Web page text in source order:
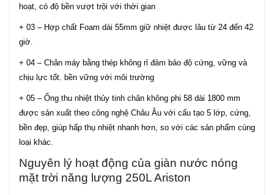
hoạt, có độ bền vượt trội với thời gian
+ 03 – Hợp chất Foam dài 55mm giữ nhiệt được lâu từ 24 đến 42
giờ.
+ 04 – Chân máy bằng thép không rỉ đảm bảo độ cứng, vững và
chịu lực tốt. bền vững với môi trường
+ 05 – Ống thu nhiệt thủy tinh chân không phi 58 dài 1800 mm
được sản xuất theo công nghệ Châu Âu với cấu tạo 5 lớp, cứng,
bền đẹp, giúp hấp thụ nhiệt nhanh hơn, so với các sản phẩm cùng
loại khác.
Nguyên lý hoạt động của giàn nước nóng
mặt trời năng lượng 250L Ariston